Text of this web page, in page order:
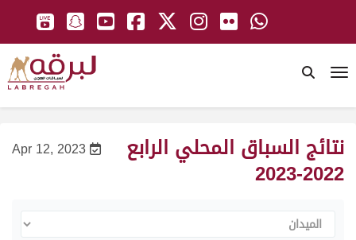
Apr 12, 2023 نتائج السباق المحلي الرابع
2022-2023
الميدان